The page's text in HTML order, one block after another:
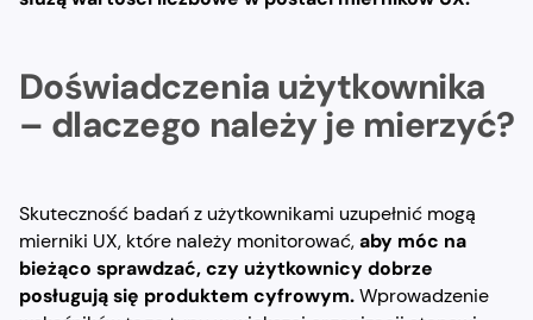
Doświadczenia użytkownika
– dlaczego należy je mierzyć?
Skuteczność badań z użytkownikami uzupełnić mogą
mierniki UX, które należy monitorować,aby móc na
bieżąco sprawdzać, czy użytkownicy dobrze
posługują się produktem cyfrowym.Wprowadzenie